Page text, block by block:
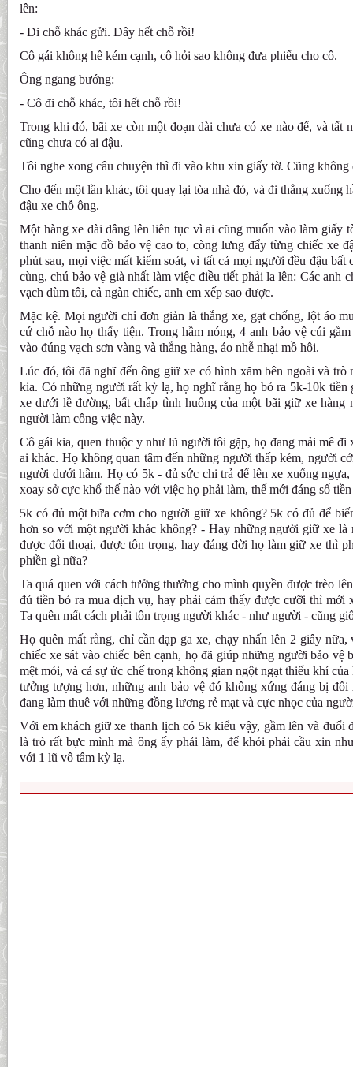
lên:
- Đi chỗ khác gửi. Đây hết chỗ rồi!
Cô gái không hề kém cạnh, cô hỏi sao không đưa phiếu cho cô.
Ông ngang bướng:
- Cô đi chỗ khác, tôi hết chỗ rồi!
Trong khi đó, bãi xe còn một đoạn dài chưa có xe nào để, và tất
cũng chưa có ai đậu.
Tôi nghe xong câu chuyện thì đi vào khu xin giấy tờ. Cũng không
Cho đến một lần khác, tôi quay lại tòa nhà đó, và đi thẳng xuống
đậu xe chỗ ông.
Một hàng xe dài dâng lên liên tục vì ai cũng muốn vào làm giấy
thanh niên mặc đồ bảo vệ cao to, còng lưng đẩy từng chiếc xe
phút sau, mọi việc mất kiểm soát, vì tất cả mọi người đều đậu
cùng, chú bảo vệ già nhất làm việc điều tiết phải la lên: Các anh
vạch dùm tôi, cả ngàn chiếc, anh em xếp sao được.
Mặc kệ. Mọi người chỉ đơn giản là thắng xe, gạt chống, lột áo
cứ chỗ nào họ thấy tiện. Trong hầm nóng, 4 anh bảo vệ cúi
vào đúng vạch sơn vàng và thẳng hàng, áo nhễ nhại mồ hôi.
Lúc đó, tôi đã nghĩ đến ông giữ xe có hình xăm bên ngoài và trò
kia. Có những người rất kỳ lạ, họ nghĩ rằng họ bỏ ra 5k-10k tiền
xe dưới lề đường, bất chấp tình huống của một bãi giữ xe hàng
người làm công việc này.
Cô gái kia, quen thuộc y như lũ người tôi gặp, họ đang mải mê đi
ai khác. Họ không quan tâm đến những người thấp kém, người
người dưới hầm. Họ có 5k - đủ sức chi trả để lên xe xuống
xoay sở cực khổ thế nào với việc họ phải làm, thế mới đáng số
5k có đủ một bữa cơm cho người giữ xe không? 5k có đủ để
hơn so với một người khác không? - Hay những người giữ xe là
được đối thoại, được tôn trọng, hay đáng đời họ làm giữ xe thì
phiền gì nữa?
Ta quá quen với cách tưởng thưởng cho mình quyền được trèo
đủ tiền bỏ ra mua dịch vụ, hay phải cảm thấy được cưỡi thì mới
Ta quên mất cách phải tôn trọng người khác - như người - cũng
Họ quên mất rằng, chỉ cần đạp ga xe, chạy nhấn lên 2 giây
chiếc xe sát vào chiếc bên cạnh, họ đã giúp những người bảo vệ
mệt mỏi, và cả sự ức chế trong không gian ngột ngạt thiếu khí
tưởng tượng hơn, những anh bảo vệ đó không xứng đáng bị
đang làm thuê với những đồng lương rẻ mạt và cực nhọc của
Với em khách giữ xe thanh lịch có 5k kiểu vậy, gầm lên và đuổi
là trò rất bực mình mà ông ấy phải làm, để khỏi phải cầu xin
với 1 lũ vô tâm kỳ lạ.